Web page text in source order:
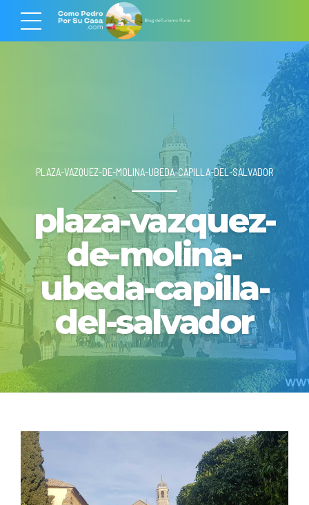
PLAZA-VAZQUEZ-DE-MOLINA-UBEDA-CAPILLA-DEL-SALVADOR
plaza-vazquez-
de-molina-
ubeda-capilla-
del-salvador